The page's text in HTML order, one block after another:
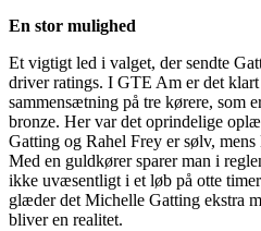
En stor mulighed
Et vigtigt led i valget, der sendte
driver ratings. I GTE Am er det
sammensætning på tre kørere, som
bronze. Her var det oprindelige
Gatting og Rahel Frey er sølv,
Med en guldkører sparer man i
ikke uvæsentligt i et løb på otte
glæder det Michelle Gatting ekstra
bliver en realitet.